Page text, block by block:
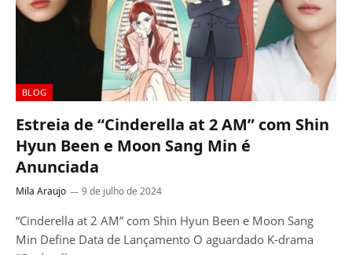
BLOG
Estreia de “Cinderella at 2 AM” com Shin
Hyun Been e Moon Sang Min é
Anunciada
Mila Araujo 9 de julho de 2024
“Cinderella at 2 AM” com Shin Hyun Been e Moon Sang
Min Define Data de Lançamento O aguardado K-drama